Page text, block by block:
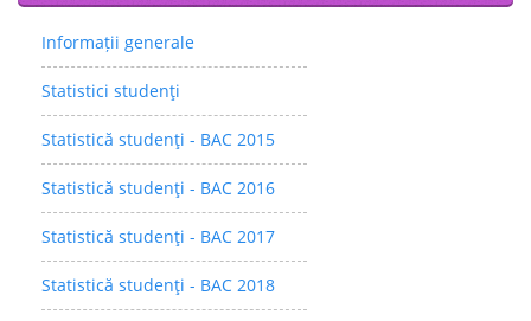
Informații generale
Statistici studenţi
Statistică studenţi - BAC 2015
Statistică studenţi - BAC 2016
Statistică studenţi - BAC 2017
Statistică studenţi - BAC 2018